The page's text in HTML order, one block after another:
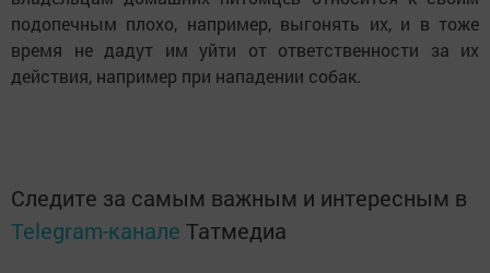
подопечным плохо, например, выгонять их, и в тоже
время не дадут им уйти от ответственности за их
действия, например при нападении собак.
Следите за самым важным и интересным в
Telegram-канале Татмедиа